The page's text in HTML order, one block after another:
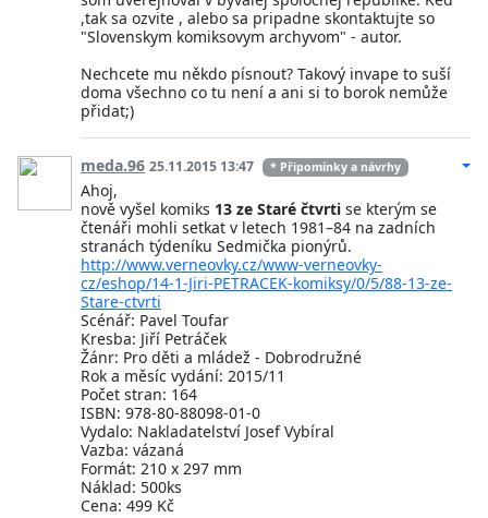
,tak sa ozvite , alebo sa pripadne skontaktujte so
"Slovenskym komiksovym archyvom" - autor.
Nechcete mu někdo písnout? Takový invape to suší
doma všechno co tu není a ani si to borok nemůže
přidat;)
meda.96 25.11.2015 13:47 * Připomínky a návrhy
Ahoj,
nově vyšel komiks 13 ze Staré čtvrti se kterým se
čtenáři mohli setkat v letech 1981–84 na zadních
stranách týdeníku Sedmička pionýrů.
http://www.verneovky.cz/www-verneovky-
cz/eshop/14-1-Jiri-PETRACEK-komiksy/0/5/88-13-ze-
Stare-ctvrti
Scénář: Pavel Toufar
Kresba: Jiří Petráček
Žánr: Pro děti a mládež - Dobrodružné
Rok a měsíc vydání: 2015/11
Počet stran: 164
ISBN: 978-80-88098-01-0
Vydalo: Nakladatelství Josef Vybíral
Vazba: vázaná
Formát: 210 x 297 mm
Náklad: 500ks
Cena: 499 Kč